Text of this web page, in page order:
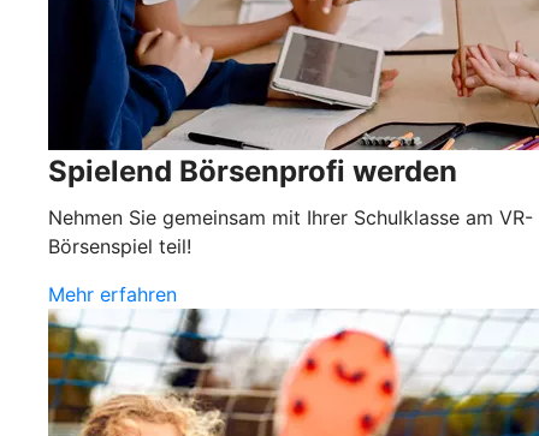
Spielend Börsenprofi werden
Nehmen Sie gemeinsam mit Ihrer Schulklasse am VR-
Börsenspiel teil!
Mehr erfahren